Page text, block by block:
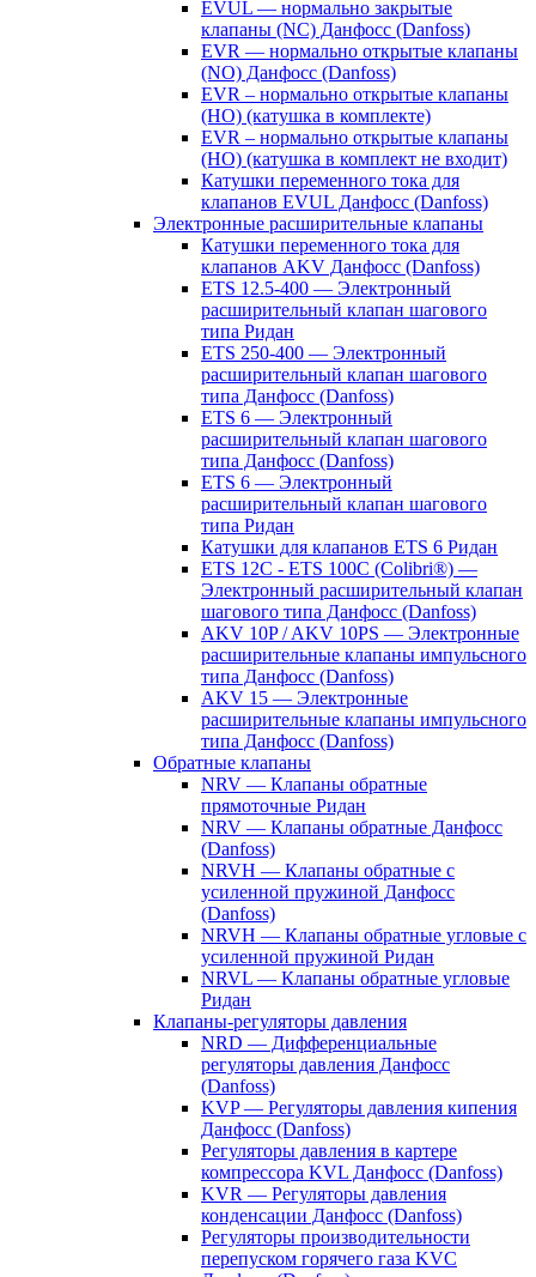
EVUL — нормально закрытые
клапаны (NC) Данфосс (Danfoss)
EVR — нормально открытые клапаны
(NO) Данфосс (Danfoss)
EVR – нормально открытые клапаны
(НО) (катушка в комплекте)
EVR – нормально открытые клапаны
(НО) (катушка в комплект не входит)
Катушки переменного тока для
клапанов EVUL Данфосс (Danfoss)
Электронные расширительные клапаны
Катушки переменного тока для
клапанов AKV Данфосс (Danfoss)
ETS 12.5-400 — Электронный
расширительный клапан шагового
типа Ридан
ETS 250-400 — Электронный
расширительный клапан шагового
типа Данфосс (Danfoss)
ETS 6 — Электронный
расширительный клапан шагового
типа Данфосс (Danfoss)
ETS 6 — Электронный
расширительный клапан шагового
типа Ридан
Катушки для клапанов ETS 6 Ридан
ETS 12C - ETS 100C (Colibri®) —
Электронный расширительный клапан
шагового типа Данфосс (Danfoss)
AKV 10P / AKV 10PS — Электронные
расширительные клапаны импульсного
типа Данфосс (Danfoss)
AKV 15 — Электронные
расширительные клапаны импульсного
типа Данфосс (Danfoss)
Обратные клапаны
NRV — Клапаны обратные
прямоточные Ридан
NRV — Клапаны обратные Данфосс
(Danfoss)
NRVH — Клапаны обратные с
усиленной пружиной Данфосс
(Danfoss)
NRVH — Клапаны обратные угловые с
усиленной пружиной Ридан
NRVL — Клапаны обратные угловые
Ридан
Клапаны-регуляторы давления
NRD — Дифференциальные
регуляторы давления Данфосс
(Danfoss)
KVP — Регуляторы давления кипения
Данфосс (Danfoss)
Регуляторы давления в картере
компрессора KVL Данфосс (Danfoss)
KVR — Регуляторы давления
конденсации Данфосс (Danfoss)
Регуляторы производительности
перепуском горячего газа KVC